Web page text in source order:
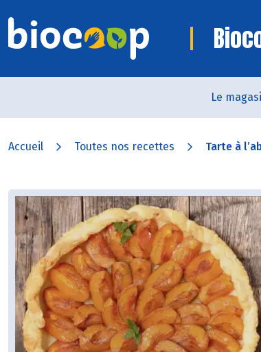
Le
Accueil Toutes nos recettes Tarte à